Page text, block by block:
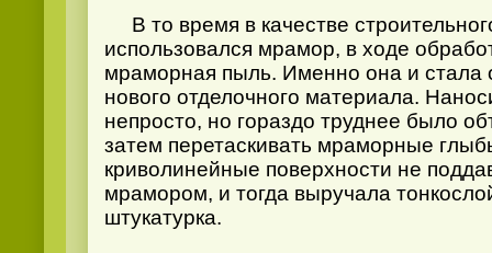
В то время в качестве
использовался мрамор, в ходе
мраморная пыль. Именно она и стала
нового отделочного материала.
непросто, но гораздо труднее было
затем перетаскивать мраморные
криволинейные поверхности не
мрамором, и тогда выручала
штукатурка.